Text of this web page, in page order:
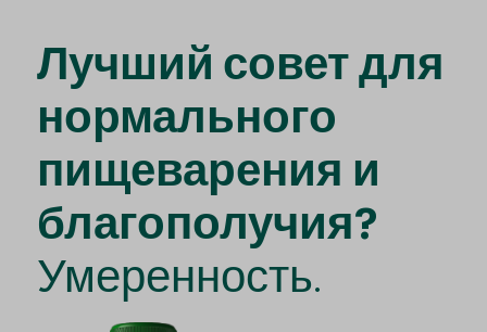
Лучший совет для
нормального
пищеварения и
благополучия?
Умеренность.